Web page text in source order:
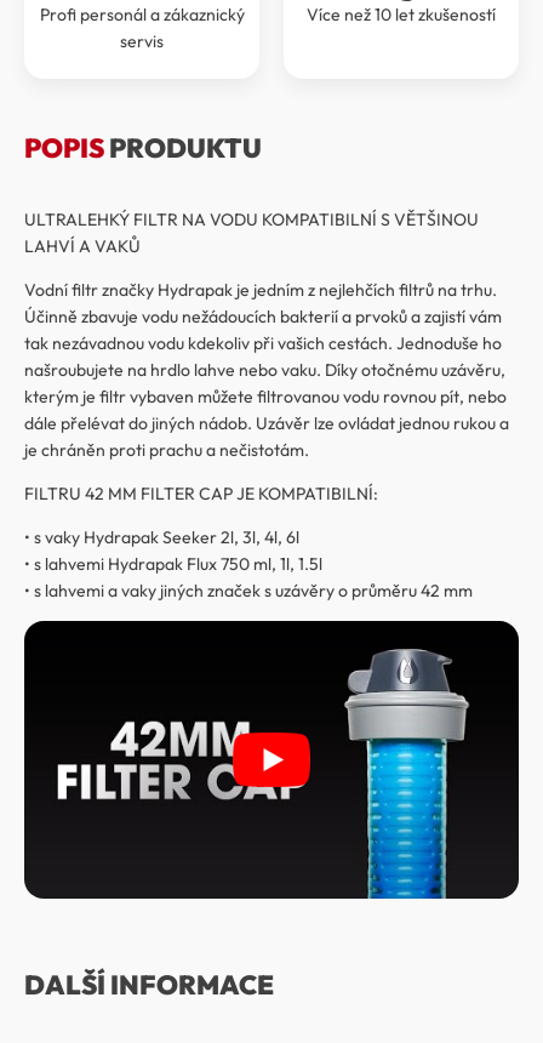
Profi personál a zákaznický
servis
Více než 10 let zkušeností
POPISPRODUKTU
ULTRALEHKÝ FILTR NA VODU KOMPATIBILNÍ S VĚTŠINOU
LAHVÍ A VAKŮ
Vodní filtr značky Hydrapak je jedním z nejlehčích filtrů na trhu.
Účinně zbavuje vodu nežádoucích bakterií a prvoků a zajistí vám
tak nezávadnou vodu kdekoliv při vašich cestách. Jednoduše ho
našroubujete na hrdlo lahve nebo vaku. Díky otočnému uzávěru,
kterým je filtr vybaven můžete filtrovanou vodu rovnou pít, nebo
dále přelévat do jiných nádob. Uzávěr lze ovládat jednou rukou a
je chráněn proti prachu a nečistotám.
FILTRU 42 MM FILTER CAP JE KOMPATIBILNÍ:
• s vaky Hydrapak Seeker 2l, 3l, 4l, 6l
• s lahvemi Hydrapak Flux 750 ml, 1l, 1.5l
• s lahvemi a vaky jiných značek s uzávěry o průměru 42 mm
DALŠÍ INFORMACE